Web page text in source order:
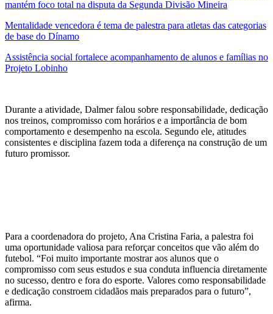
mantém foco total na disputa da Segunda Divisão Mineira
Mentalidade vencedora é tema de palestra para atletas das categorias
de base do Dínamo
Assistência social fortalece acompanhamento de alunos e famílias no
Projeto Lobinho
Durante a atividade, Dalmer falou sobre responsabilidade, dedicação
nos treinos, compromisso com horários e a importância de bom
comportamento e desempenho na escola. Segundo ele, atitudes
consistentes e disciplina fazem toda a diferença na construção de um
futuro promissor.
Para a coordenadora do projeto, Ana Cristina Faria, a palestra foi
uma oportunidade valiosa para reforçar conceitos que vão além do
futebol. “Foi muito importante mostrar aos alunos que o
compromisso com seus estudos e sua conduta influencia diretamente
no sucesso, dentro e fora do esporte. Valores como responsabilidade
e dedicação constroem cidadãos mais preparados para o futuro”,
afirma.